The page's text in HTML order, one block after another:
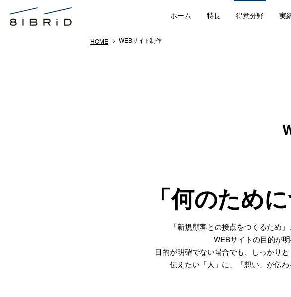
ホーム 特長 得意分野 実
HOME > WEBサイト制作
「何のため
「新規顧客との接点をつくるため
WEBサイトの目的が
目的が明確でない場合でも、しっかり
伝えたい「人」に、「想い」が伝